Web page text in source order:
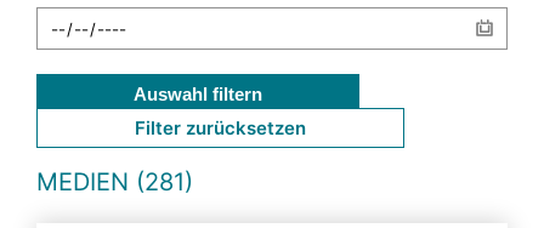
Auswahl filtern
Filter zurücksetzen
MEDIEN (281)